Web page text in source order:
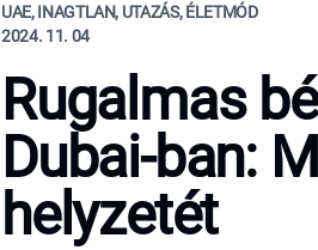
UAE, INAGTLAN, UTAZÁS, ÉLETMÓD
2024. 11. 04
Rugalmas
Dubai-ban:
helyzetét